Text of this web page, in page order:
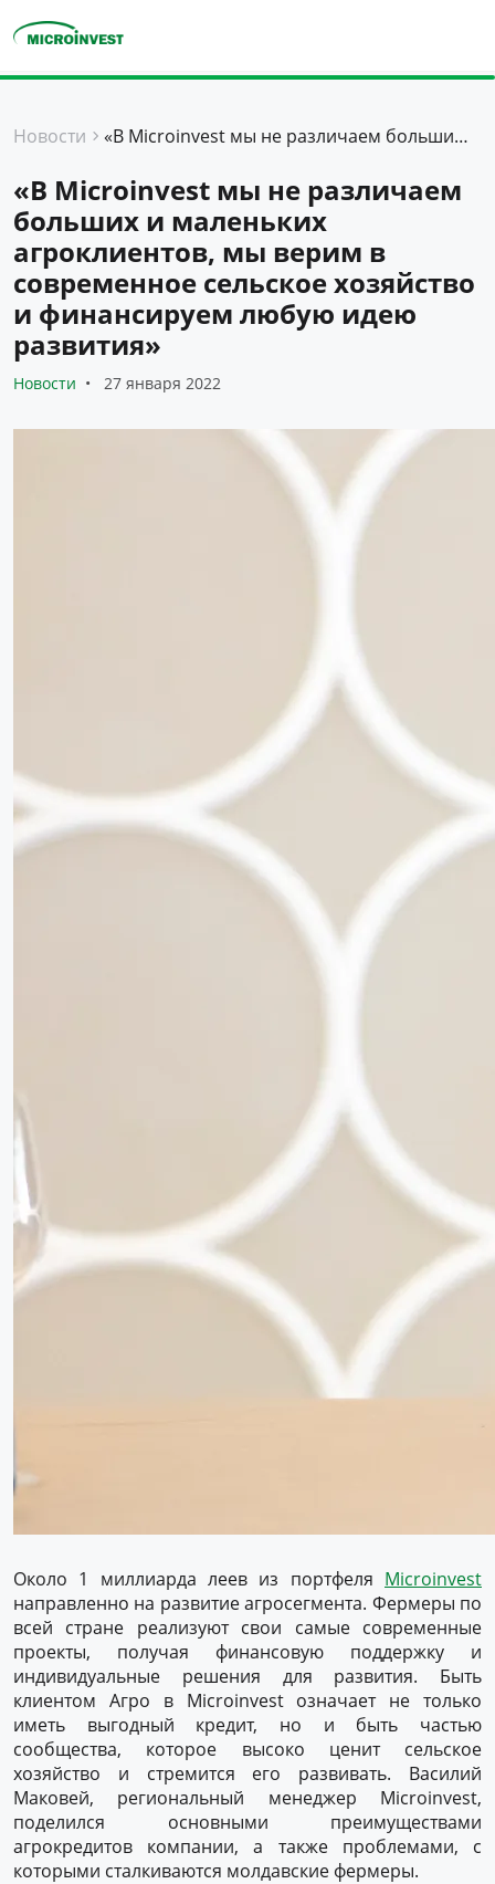
О компании
Для клиентов
Новости «В Microinvest мы не различаем больших и маленьких агроклиентов, мы верим в современное сельское хозяйство и финансируем любую идею развития»
«В Microinvest мы не различаем
больших и маленьких
агроклиентов, мы верим в
современное сельское хозяйство
и финансируем любую идею
развития»
Новости 27 января 2022
Около 1 миллиарда леев из портфеля Microinvest
направленно на развитие агросегмента. Фермеры по
всей стране реализуют свои самые современные
проекты, получая финансовую поддержку и
индивидуальные решения для развития. Быть
клиентом Агро в Microinvest означает не только
иметь выгодный кредит, но и быть частью
сообщества, которое высоко ценит сельское
хозяйство и стремится его развивать. Василий
Маковей, региональный менеджер Microinvest,
поделился основными преимуществами
агрокредитов компании, а также проблемами, с
которыми сталкиваются молдавские фермеры.